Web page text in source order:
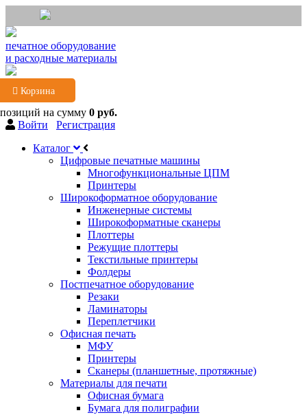
печатное оборудование
и расходные материалы
Корзина
на сумму 0 руб.
Войти
Регистрация
Каталог
Цифровые печатные машины
Многофункциональные ЦПМ
Принтеры
Широкоформатное оборудование
Инженерные системы
Широкоформатные сканеры
Плоттеры
Режущие плоттеры
Текстильные принтеры
Фолдеры
Постпечатное оборудование
Резаки
Ламинаторы
Переплетчики
Офисная печать
МФУ
Принтеры
Сканеры (планшетные, протяжные)
Материалы для печати
Офисная бумага
Бумага для полиграфии